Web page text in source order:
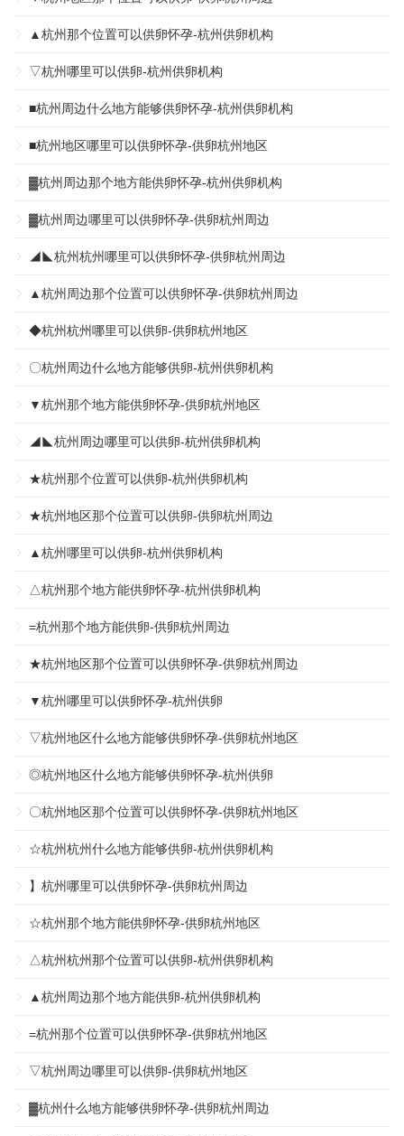
▲杭州那个位置可以供卵怀孕-杭州供卵机构
▽杭州哪里可以供卵-杭州供卵机构
■杭州周边什么地方能够供卵怀孕-杭州供卵机构
■杭州地区哪里可以供卵怀孕-供卵杭州地区
▓杭州周边那个地方能供卵怀孕-杭州供卵机构
▓杭州周边哪里可以供卵怀孕-供卵杭州周边
◢◣杭州杭州哪里可以供卵怀孕-供卵杭州周边
▲杭州周边那个位置可以供卵怀孕-供卵杭州周边
◆杭州杭州哪里可以供卵-供卵杭州地区
〇杭州周边什么地方能够供卵-杭州供卵机构
▼杭州那个地方能供卵怀孕-供卵杭州地区
◢◣杭州周边哪里可以供卵-杭州供卵机构
★杭州那个位置可以供卵-杭州供卵机构
★杭州地区那个位置可以供卵-供卵杭州周边
▲杭州哪里可以供卵-杭州供卵机构
△杭州那个地方能供卵怀孕-杭州供卵机构
=杭州那个地方能供卵-供卵杭州周边
★杭州地区那个位置可以供卵怀孕-供卵杭州周边
▼杭州哪里可以供卵怀孕-杭州供卵
▽杭州地区什么地方能够供卵怀孕-供卵杭州地区
◎杭州地区什么地方能够供卵怀孕-杭州供卵
〇杭州地区那个位置可以供卵怀孕-供卵杭州地区
☆杭州杭州什么地方能够供卵-杭州供卵机构
】杭州哪里可以供卵怀孕-供卵杭州周边
☆杭州那个地方能供卵怀孕-供卵杭州地区
△杭州杭州那个位置可以供卵-杭州供卵机构
▲杭州周边那个地方能供卵-杭州供卵机构
=杭州那个位置可以供卵怀孕-供卵杭州地区
▽杭州周边哪里可以供卵-供卵杭州地区
▓杭州什么地方能够供卵怀孕-供卵杭州周边